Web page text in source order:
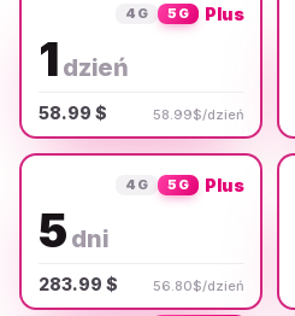
4G 5G Plus
1 dzień
58.99 $ 58.99$/dzień
4G 5G Plus
5 dni
283.99 $ 56.80$/dzień